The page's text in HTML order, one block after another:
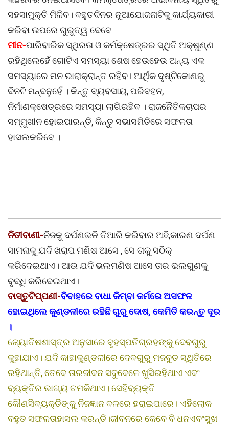
ସହସାମୁକ୍ତି ମିଳିବ। ବହୁତଦିନର ନୂଆଯୋଜନାଟିକୁ କାର୍ଯ୍ୟକାରୀ
କରିବା ଉପରେ ଗୁରୁତ୍ୱ ଦେବେ
ମୀନ-ପାରିବାରିକ ସ୍ଥିରତା ଓ କର୍ମକ୍ଷେତ୍ରର ସ୍ଥିତି ଅକ୍ଷୁଣ୍ଣ
ରହିଥିଲେହେଁ ଗୋଟିଏ ସମସ୍ୟା ଶେଷ ହେଉହେଉ ଅନ୍ୟ ଏକ
ସମସ୍ୟାରେ ମନ ଭାରାକ୍ରାନ୍ତ ରହିବ। ଆର୍ଥିକ ଦୃଷ୍ଟିକୋଣରୁ
ଦିନଟି ମନ୍ଦନୁହେଁ । କିନ୍ତୁ ବ୍ୟବସାୟ, ପରିବହନ,
ନିର୍ମାଣକ୍ଷେତ୍ରରେ ସମସ୍ୟା ଲାଗିରହିବ । ରାଜନୈତିକଚାପର
ସମ୍ମୁଖୀନ ହୋଇପାରନ୍ତି, କିନ୍ତୁ ସଭାସମିତିରେ ସଫଳତା
ହାସଲକରିବେ ।
ନିତୀବାଣୀ-ନିଜକୁ ଦର୍ପଣଭଳି ତିଆରି କରିବାର ଅଛି,କାରଣ ଦର୍ପଣ
ସାମନାକୁ ଯଦି ଖରାପ ମଣିଷ ଆସେ , ସେ ତାକୁ ସଠିକ୍
କରିଦେଇଥାଏ। ଆଉ ଯଦି ଭଲମଣିଷ ଆସେ ତାର ଭଲଗୁଣକୁ
ବୃଦ୍ଧି କରିଦେଇଥାଏ।
ବାସ୍ତୁଟିପ୍ପଣୀ-ବିବାହରେ ବାଧା କିମ୍ବା କର୍ମରେ ଅସଫଳ
ହୋଇଥିଲେ କୁଣ୍ଡଳୀରେ ରହିଛି ଗୁରୁ ଦୋଷ, କେମିତି କରନ୍ତୁ ଦୂର
।
ଜ୍ୟୋତିଷଶାସ୍ତ୍ର ଅନୁସାରେ ବୃହସ୍ପତିଗ୍ରହଙ୍କୁ ଦେବଗୁରୁ
କୁହାଯାଏ। ଯଦି କାହାକୁଣ୍ଡଳୀରେ ଦେବଗୁରୁ ମଜବୁତ ସ୍ଥିତିରେ
ରହିଥାନ୍ତି, ତେବେ ତାରଜୀବନ ସବୁବେଳେ ଖୁସିରହିଥାଏ ଏବଂ
ବ୍ୟକ୍ତିର ଭାଗ୍ୟ ଚମକିଥାଏ। ସେହିବ୍ୟକ୍ତି
କୌଣସିବ୍ୟକ୍ତିଙ୍କୁ ନିଜଜ୍ଞାନ ବଳରେ ହରାଇପାରେ। ଏହିଲୋକ
ବହୁତ ସଫଳତାହାସଲ କରନ୍ତି।ଜୀବନରେ କେବେ ବି ଧନଏବଂସୁଖ